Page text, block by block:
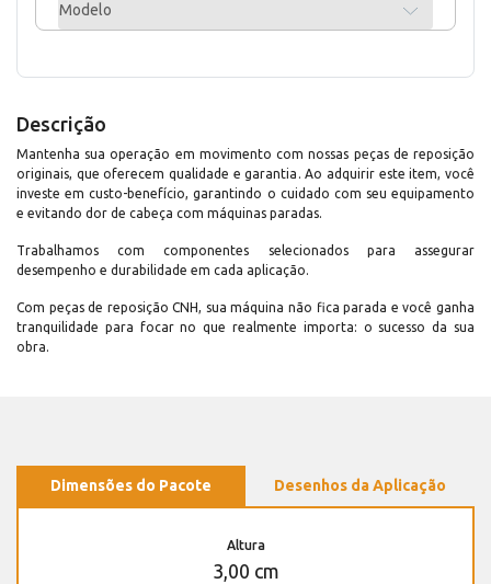
Modelo
Descrição
Mantenha sua operação em movimento com nossas peças de reposição
originais, que oferecem qualidade e garantia. Ao adquirir este item, você
investe em custo-benefício, garantindo o cuidado com seu equipamento
e evitando dor de cabeça com máquinas paradas.
Trabalhamos com componentes selecionados para assegurar
desempenho e durabilidade em cada aplicação.
Com peças de reposição CNH, sua máquina não fica parada e você ganha
tranquilidade para focar no que realmente importa: o sucesso da sua
obra.
Dimensões do Pacote Desenhos da Aplicação
Altura
3,00 cm